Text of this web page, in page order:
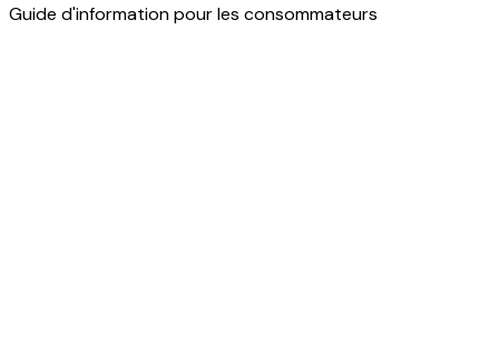
Guide d'information pour les consommateurs